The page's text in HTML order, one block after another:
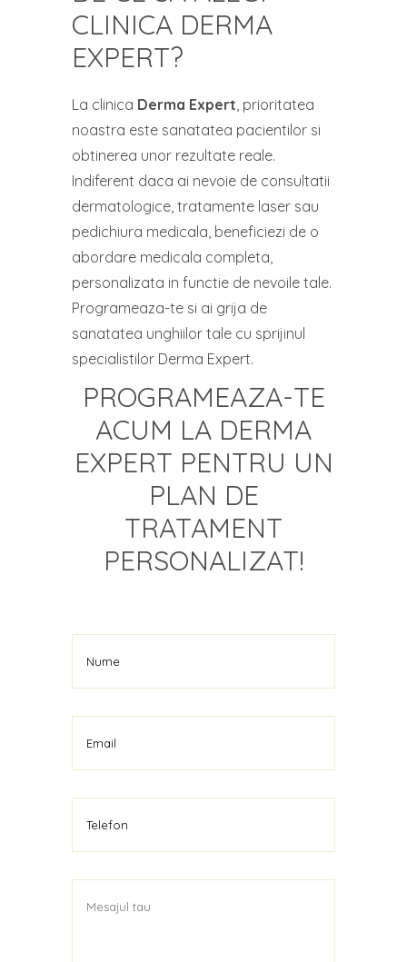
CLINICA DERMA
EXPERT?
La clinica Derma Expert, prioritatea
noastra este sanatatea pacientilor si
obtinerea unor rezultate reale.
Indiferent daca ai nevoie de consultatii
dermatologice, tratamente laser sau
pedichiura medicala, beneficiezi de o
abordare medicala completa,
personalizata in functie de nevoile tale.
Programeaza-te si ai grija de
sanatatea unghiilor tale cu sprijinul
specialistilor Derma Expert.
PROGRAMEAZA-TE
ACUM LA DERMA
EXPERT PENTRU UN
PLAN DE
TRATAMENT
PERSONALIZAT!